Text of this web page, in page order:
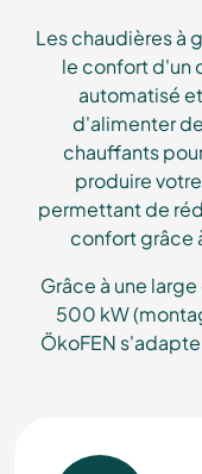
Les chaudières à
le confort d'un
automatisé
d'alimenter
chauffants
produire
permettant de
confort grâce
Grâce à une
500 kW
ÖkoFEN